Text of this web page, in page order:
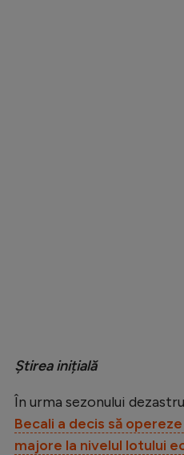
Intră în cont
Creează cont
Știrea inițială
În urma sezonului
Becali a decis să
majore la nivelul lotului